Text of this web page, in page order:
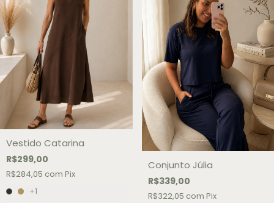
Vestido Catarina
R$299,00
R$284,05 com Pix
+1
Conjunto Júlia
R$339,00
R$322,05 com Pix